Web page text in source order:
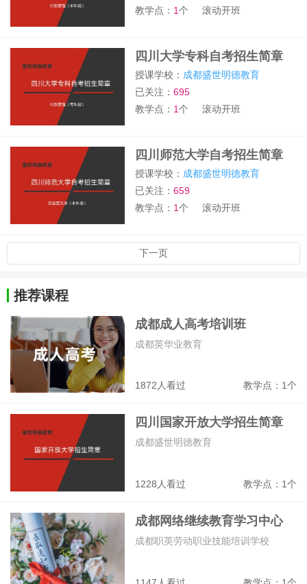
教学点： 1个 滚动开班
四川大学专科自考招生简章
授课学校： 成都盛世明德教育
已关注：695
教学点： 1个 滚动开班
四川师范大学自考招生简章
授课学校： 成都盛世明德教育
已关注：659
教学点： 1个 滚动开班
下一页
推荐课程
成都成人高考培训班
1872人看过 教学点：1个
成都英华业教育
四川国家开放大学招生简章
1228人看过 教学点：1个
成都盛世明德教育
成都网络继续教育学习中心
成都职英劳动职业技能培训学校